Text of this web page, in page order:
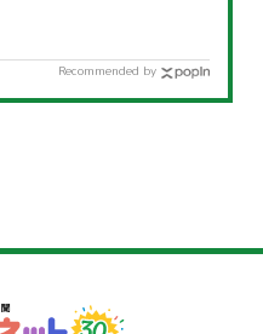
Recommended by